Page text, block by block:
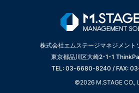
株式会社エムステージマネジメント
東京都品川区大崎2-1-1
TEL: 03-6680-8240 / FAX:
©2026 M.STAGE CO.,